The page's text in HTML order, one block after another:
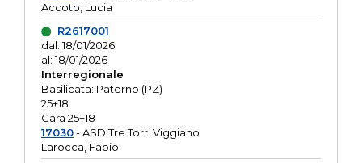
Accoto, Lucia
R2617001
dal: 18/01/2026
al: 18/01/2026
Interregionale
Basilicata: Paterno (PZ)
25+18
Gara 25+18
17030- ASD Tre Torri Viggiano
Larocca, Fabio